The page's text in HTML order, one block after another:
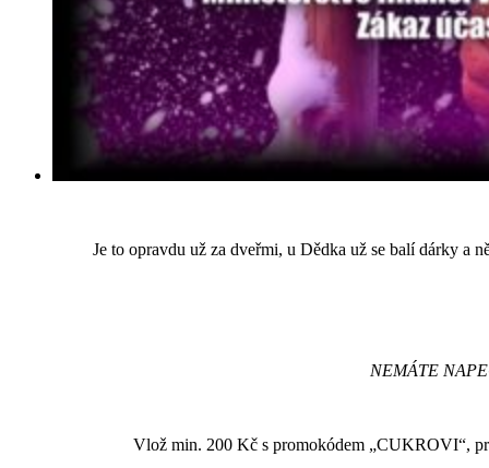
Je to opravdu už za dveřmi, u Dědka už se balí dárky a
NEMÁTE
Vlož min. 200 Kč s promokódem „CUKROVI“,